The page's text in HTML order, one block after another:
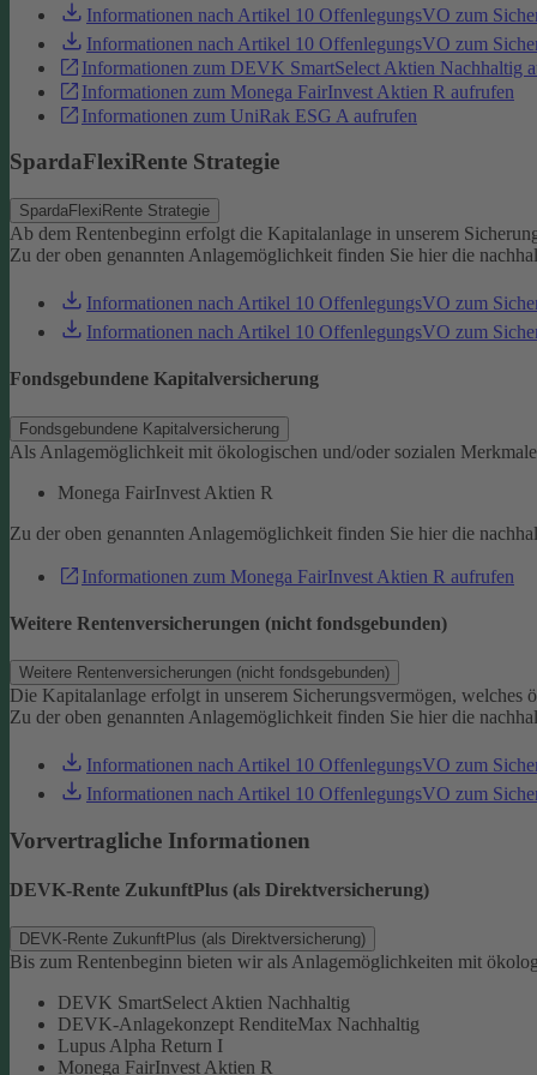
Informationen nach Artikel 10 OffenlegungsVO zum
Informationen nach Artikel 10 OffenlegungsVO zum
Informationen zum DEVK SmartSelect Aktien Nachhaltig
Informationen zum Monega FairInvest Aktien R aufrufen
Informationen zum UniRak ESG A aufrufen
SpardaFlexiRente Strategie
SpardaFlexiRente Strategie
Ab dem Rentenbeginn erfolgt die Kapitalanlage in unserem
Zu der oben genannten Anlagemöglichkeit finden Sie hier die
Informationen nach Artikel 10 OffenlegungsVO zum
Informationen nach Artikel 10 OffenlegungsVO zum
Fondsgebundene Kapitalversicherung
Fondsgebundene Kapitalversicherung
Als Anlagemöglichkeit mit ökologischen und/oder sozialen
Monega FairInvest Aktien R
Zu der oben genannten Anlagemöglichkeit finden Sie hier die
Informationen zum Monega FairInvest Aktien R aufrufen
Weitere Rentenversicherungen (nicht fondsgebunden)
Weitere Rentenversicherungen (nicht fondsgebunden)
Die Kapitalanlage erfolgt in unserem Sicherungsvermögen, welches
Zu der oben genannten Anlagemöglichkeit finden Sie hier die
Informationen nach Artikel 10 OffenlegungsVO zum
Informationen nach Artikel 10 OffenlegungsVO zum
Vorvertragliche Informationen
DEVK-Rente ZukunftPlus (als Direktversicherung)
DEVK-Rente ZukunftPlus (als Direktversicherung)
Bis zum Rentenbeginn bieten wir als Anlagemöglichkeiten mit
DEVK SmartSelect Aktien Nachhaltig
DEVK-Anlagekonzept RenditeMax Nachhaltig
Lupus Alpha Return I
Monega FairInvest Aktien R